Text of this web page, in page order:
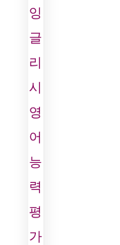
잉
글
리
시
영
어
능
력
평
가